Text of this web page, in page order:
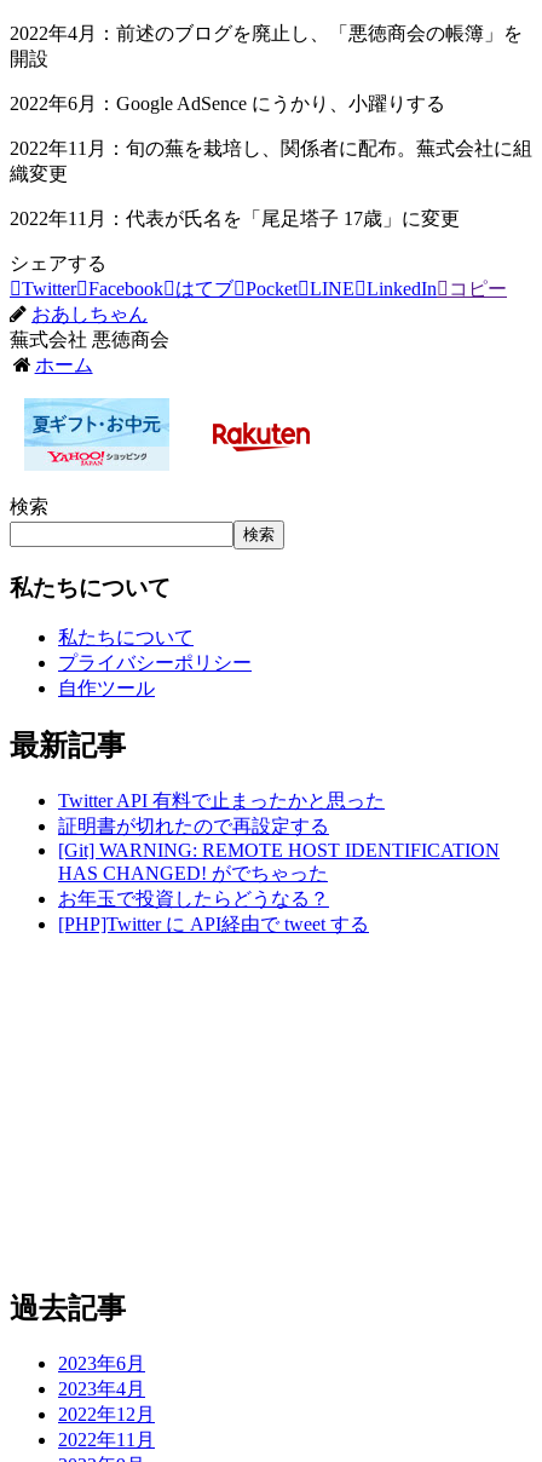
2022年4月：前述のブログを廃止し、「悪徳商会の帳簿」を
開設
2022年6月：Google AdSence にうかり、小躍りする
2022年11月：旬の蕪を栽培し、関係者に配布。蕪式会社に組
織変更
2022年11月：代表が氏名を「尾足塔子 17歳」に変更
シェアする
Twitter Facebook はてブ Pocket LINE LinkedIn
コピー
おあしちゃん
蕪式会社 悪徳商会
ホーム
検索
検索
私たちについて
私たちについて
プライバシーポリシー
自作ツール
最新記事
Twitter API 有料で止まったかと思った
証明書が切れたので再設定する
[Git] WARNING: REMOTE HOST IDENTIFICATION
HAS CHANGED! がでちゃった
お年玉で投資したらどうなる？
[PHP]Twitter に API経由で tweet する
過去記事
2023年6月
2023年4月
2022年12月
2022年11月